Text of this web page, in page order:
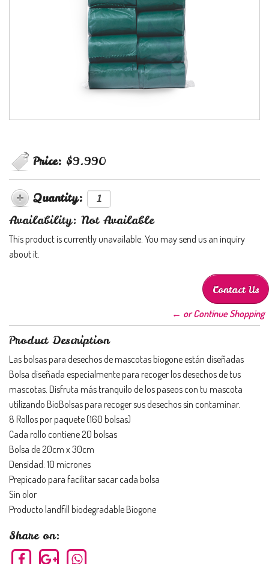
Price: $9.990
Quantity:
Availability: Not Available
This product is currently unavailable. You may send us an inquiry
about it.
Contact Us
← or Continue Shopping
Product Description
Las bolsas para desechos de mascotas biogone están diseñadas
Bolsa diseñada especialmente para recoger los desechos de tus
mascotas. Disfruta más tranquilo de los paseos con tu mascota
utilizando BioBolsas para recoger sus desechos sin contaminar.
8 Rollos por paquete (160 bolsas)
Cada rollo contiene 20 bolsas
Bolsa de 20cm x 30cm
Densidad: 10 micrones
Prepicado para facilitar sacar cada bolsa
Sin olor
Producto landfill biodegradable Biogone
Share on: